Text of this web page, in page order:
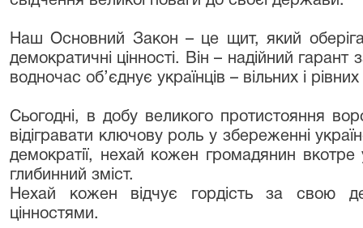
Наш Основний Закон – це щит, який
демократичні цінності. Він – надійний
водночас об’єднує українців – вільних і
Сьогодні, в добу великого протистояння
відігравати ключову роль у збереженні
демократії, нехай кожен громадянин вкотре
глибинний зміст.
Нехай кожен відчує гордість за свою
цінностями.